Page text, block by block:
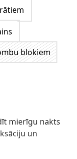
blokiem
mierīgu nakts
un